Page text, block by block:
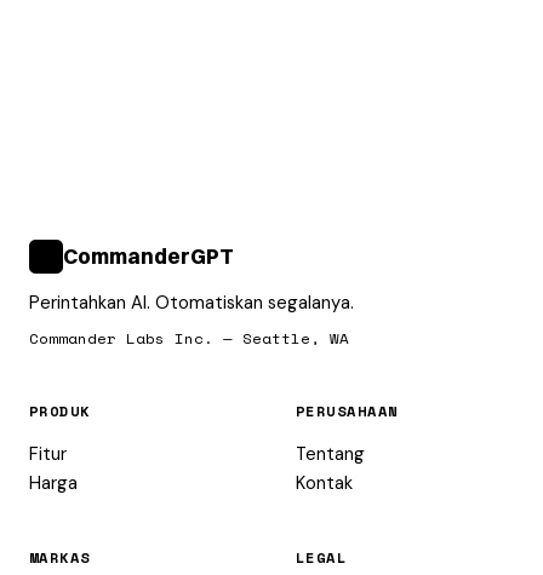
CommanderGPT
Perintahkan AI. Otomatiskan segalanya.
Commander Labs Inc. — Seattle, WA
PRODUK
Fitur
Harga
PERUSAHAAN
Tentang
Kontak
MARKAS LEGAL